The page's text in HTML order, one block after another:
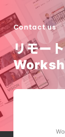
Contact us
リモー